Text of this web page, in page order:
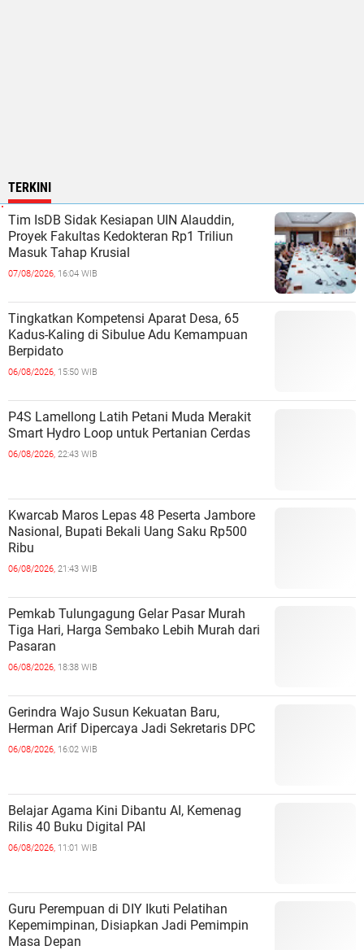
TERKINI
Tim IsDB Sidak Kesiapan UIN Alauddin,
Proyek Fakultas Kedokteran Rp1 Triliun
Masuk Tahap Krusial
07/08/2026, 16:04 WIB
Tingkatkan Kompetensi Aparat Desa, 65
Kadus-Kaling di Sibulue Adu Kemampuan
Berpidato
06/08/2026, 15:50 WIB
P4S Lamellong Latih Petani Muda Merakit
Smart Hydro Loop untuk Pertanian Cerdas
06/08/2026, 22:43 WIB
Kwarcab Maros Lepas 48 Peserta Jambore
Nasional, Bupati Bekali Uang Saku Rp500
Ribu
06/08/2026, 21:43 WIB
Pemkab Tulungagung Gelar Pasar Murah
Tiga Hari, Harga Sembako Lebih Murah dari
Pasaran
06/08/2026, 18:38 WIB
Gerindra Wajo Susun Kekuatan Baru,
Herman Arif Dipercaya Jadi Sekretaris DPC
06/08/2026, 16:02 WIB
Belajar Agama Kini Dibantu AI, Kemenag
Rilis 40 Buku Digital PAI
06/08/2026, 11:01 WIB
Guru Perempuan di DIY Ikuti Pelatihan
Kepemimpinan, Disiapkan Jadi Pemimpin
Masa Depan